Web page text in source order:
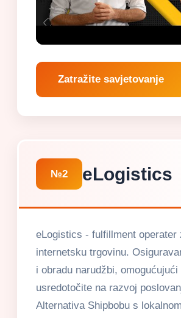
Zatražite savjetovanje
№2 eLogistics
eLogistics - fulfillment operater
internetsku trgovinu.
i obradu narudžbi,
usredotočite na razvoj
Alternativa Shipbobu s